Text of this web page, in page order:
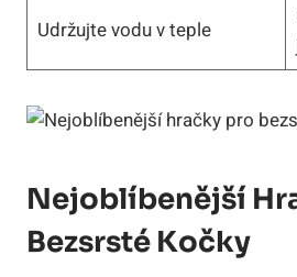
Udržujte vodu v teple
Nejoblíbenější
Bezsrsté Kočky